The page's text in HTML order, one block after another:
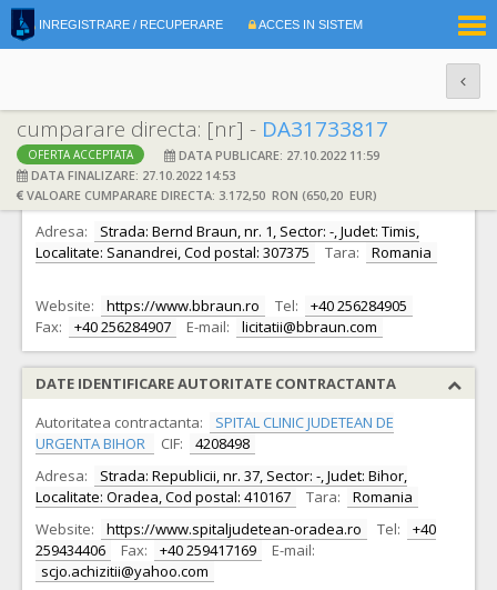
INREGISTRARE / RECUPERARE ACCES IN SISTEM
cumparare directa: [nr] - DA31733817
OFERTA ACCEPTATA
DATA PUBLICARE: 27.10.2022 11:59
DATA FINALIZARE: 27.10.2022 14:53
VALOARE CUMPARARE DIRECTA: 3.172,50 RON (650,20 EUR)
DATE IDENTIFICARE OFERTANT
Ofertant: S.C. B.BRAUN MEDICAL S.R.L. CIF:
11080242
Adresa:
Strada: Bernd Braun, nr. 1, Sector: -, Judet: Timis,
Localitate: Sanandrei, Cod postal: 307375
Tara: Romania
Website: https://www.bbraun.ro Tel:
+40 256284905
Fax:
+40 256284907 E-mail: licitatii@bbraun.com
DATE IDENTIFICARE AUTORITATE CONTRACTANTA
Autoritatea contractanta:
SPITAL CLINIC JUDETEAN DE
URGENTA BIHOR
CIF:
4208498
Adresa:
Strada: Republicii, nr. 37, Sector: -, Judet: Bihor,
Localitate: Oradea, Cod postal: 410167
Tara:
Romania
Website:
https://www.spitaljudetean-oradea.ro Tel:
+40
259434406
Fax: +40 259417169
E-mail:
scjo.achizitii@yahoo.com